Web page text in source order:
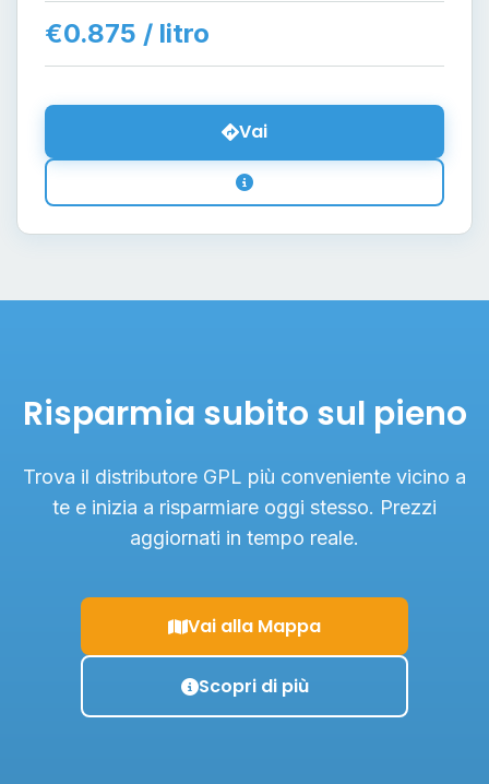
€0.875 / litro
Vai
Risparmia subito sul pieno
Trova il distributore GPL più conveniente vicino a
te e inizia a risparmiare oggi stesso. Prezzi
aggiornati in tempo reale.
Vai alla Mappa
Scopri di più